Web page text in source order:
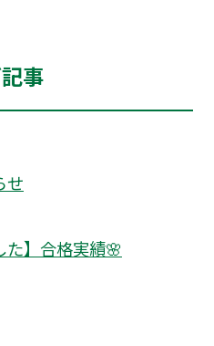
事
せ
た】合格実績🌸